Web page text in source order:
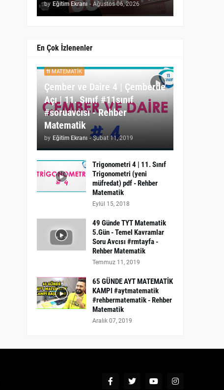
by Eğitim Ekranı - Ağustos 06, 2026
En Çok İzlenenler
MATEMATIK
Çember ve Daire 4 | Çemberde
Açı | 11. Sınıf #11sınıf
#soruavcısı - Rehber
Matematik
by Eğitim Ekranı - Şubat 11, 2019
Trigonometri 4 | 11. Sınıf
Trigonometri (yeni
müfredat) pdf - Rehber
Matematik
Eylül 15, 2018
49 Günde TYT Matematik
5.Gün - Temel Kavramlar
Soru Avcısı #rmtayfa -
Rehber Matematik
Temmuz 11, 2019
65 GÜNDE AYT MATEMATİK
KAMPI #aytmatematik
#rehbermatematik - Rehber
Matematik
Aralık 07, 2019